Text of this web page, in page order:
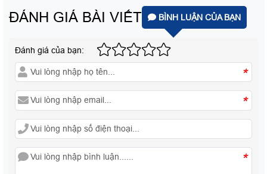
ĐÁNH GIÁ BÀI VIẾT BÌNH LUẬN CỦA BẠN
Đánh giá của bạn:
*
*
*